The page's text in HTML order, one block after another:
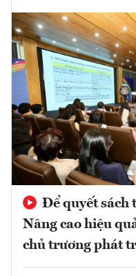
Để quyết sách
Nâng cao hiệu
chủ trương phát